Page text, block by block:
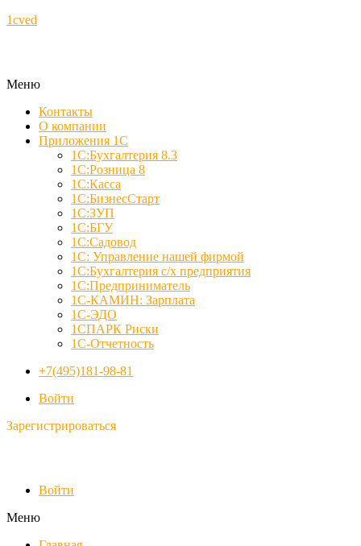
1cved
Меню
Контакты
О компании
Приложения 1С
1С:Бухгалтерия 8.3
1С:Розница 8
1С:Касса
1С:БизнесСтарт
1С:ЗУП
1С:БГУ
1С:Садовод
1С: Управление нашей фирмой
1С:Бухгалтерия с/х предприятия
1С:Предприниматель
1С-КАМИН: Зарплата
1С-ЭДО
1СПАРК Риски
1С-Отчетность
+7(495)181-98-81
Войти
Зарегистрироваться
Войти
Меню